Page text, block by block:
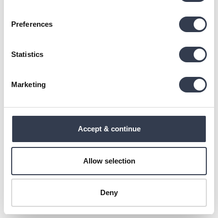
Preferences
Statistics
Marketing
Accept & continue
Allow selection
Deny
Perkal-Kissenbezug -
17,50 € 35,00 € -50%
Perkal-Kissenbezug -
17,50 € 35,00 € -50%
More to explore